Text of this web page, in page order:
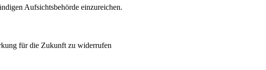
Aufsichtsbehörde einzureichen.
für die Zukunft zu widerrufen